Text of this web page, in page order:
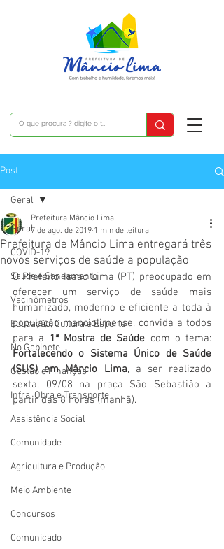
Post
Geral
COVID-19
Saúde e Saneamento
Vacinômetros
Educação, Cultura e Esporte
No Gabinete
Gestão e Finanças
Infra, Obra e Transporte
Assistência Social
Comunidade
Agricultura e Produção
Meio Ambiente
Concursos
Comunicado
Geral
Prefeitura de Mâncio Lima entregará três
novos serviços de saúde a população
Prefeitura Mâncio Lima
7 de ago. de 2019 1 min de leitura
O Prefeito Isaac Lima (PT) preocupado em
oferecer um serviço de saúde mais
humanizado, moderno e eficiente a toda à
população manciolimense, convida a todos
para a 1ª Mostra de Saúde
Fortalecendo o Sistema Único de Saúde
(SUS) em Mâncio Lima, a ser realizado
sexta, 09/08 na praça São Sebastião a
partir das 8 horas (manhã).